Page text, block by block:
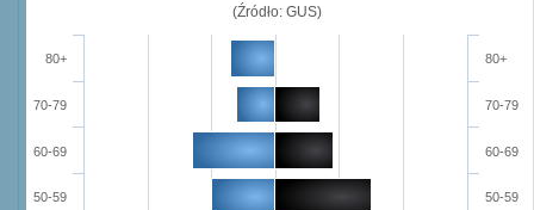
(Źródło: GUS)
50-59
60-69
70-79
80+
50-59
60-69
70-79
80+